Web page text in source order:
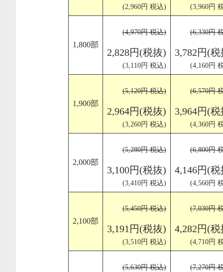
(2,960円 税込) (3,960円
1,800部
(4,970円 税込)
2,828円(税抜)
(3,110円 税込)
(6,330円
3,782円(
(4,160円
1,900部
(5,120円 税込)
2,964円(税抜)
(3,260円 税込)
(6,570円
3,964円(
(4,360円
2,000部
(5,280円 税込)
3,100円(税抜)
(3,410円 税込)
(6,800円
4,146円(
(4,560円
2,100部
(5,450円 税込)
3,191円(税抜)
(3,510円 税込)
(7,030円
4,282円(
(4,710円
(5,630円 税込) (7,270円